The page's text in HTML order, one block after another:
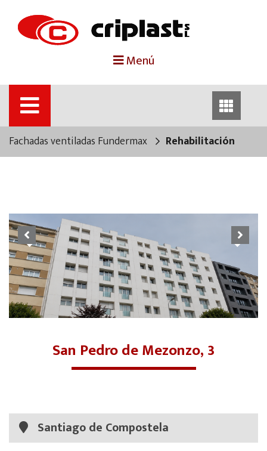
Menú
portada
criplast
trabajos destacados
contacto
Fachadas ventiladas Fundermax Rehabilitación
Previous Next
San Pedro de Mezonzo, 3
Santiago de Compostela